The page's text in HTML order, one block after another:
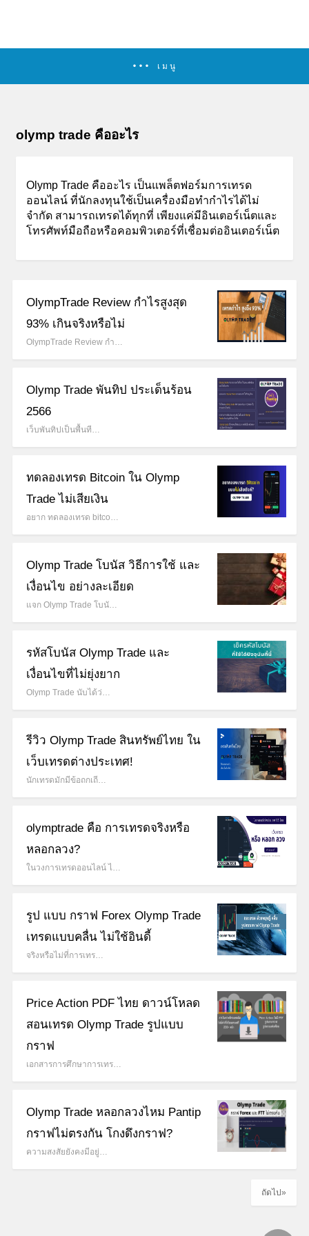
เมนู
olymp trade คืออะไร
Olymp Trade คืออะไร เป็นแพล็ตฟอร์มการเทรด
ออนไลน์ ที่นักลงทุนใช้เป็นเครื่องมือทำกำไรได้ไม่
จำกัด สามารถเทรดได้ทุกที่ เพียงแค่มีอินเตอร์เน็ตและ
โทรศัพท์มือถือหรือคอมพิวเตอร์ที่เชื่อมต่ออินเตอร์เน็ต
OlympTrade Review กำไรสูงสุด
93% เกินจริงหรือไม่
OlympTrade Review กำ…
Olymp Trade พันทิป ประเด็นร้อน
2566
เว็บพันทิปเป็นพื้นที…
ทดลองเทรด Bitcoin ใน Olymp
Trade ไม่เสียเงิน
อยาก ทดลองเทรด bitco…
Olymp Trade โบนัส วิธีการใช้ และ
เงื่อนไข อย่างละเอียด
แจก Olymp Trade โบนั…
รหัสโบนัส Olymp Trade และ
เงื่อนไขที่ไม่ยุ่งยาก
Olymp Trade นับได้ว่…
รีวิว Olymp Trade สินทรัพย์ไทย ใน
เว็บเทรดต่างประเทศ!
นักเทรดมักมีข้อถกเถี…
olymptrade คือ การเทรดจริงหรือ
หลอกลวง?
ในวงการเทรดออนไลน์ ไ…
รูป แบบ กราฟ Forex Olymp Trade
เทรดแบบคลื่น ไม่ใช้อินดี้
จริงหรือไม่ที่การเทร…
Price Action PDF ไทย ดาวน์โหลด
สอนเทรด Olymp Trade รูปแบบ
กราฟ
เอกสารการศึกษาการเทร…
Olymp Trade หลอกลวงไหม Pantip
กราฟไม่ตรงกัน โกงดึงกราฟ?
ความสงสัยยังคงมีอยู่…
ถัดไป»